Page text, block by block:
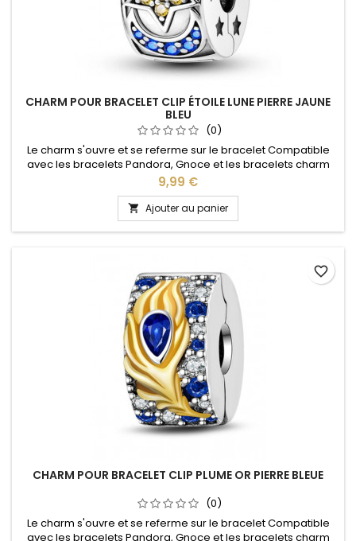
CHARM POUR BRACELET CLIP ÉTOILE LUNE PIERRE JAUNE
BLEU
(0)
Le charm s'ouvre et se referme sur le bracelet Compatible
avec les bracelets Pandora, Gnoce et les bracelets charm
de notre site idéal pour : Noël, Saint Valentin, anniversaire,
anniversaire de mariage
Prix
9,99 €
 Ajouter au panier
CHARM POUR BRACELET CLIP PLUME OR PIERRE BLEUE
(0)
Le charm s'ouvre et se referme sur le bracelet Compatible
avec les bracelets Pandora, Gnoce et les bracelets charm
favorite_border